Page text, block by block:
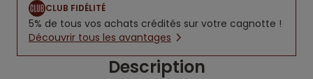
CLUB FIDÉLITÉ
5% de tous vos achats crédités sur votre cagnotte !
Découvrir tous les avantages
Description